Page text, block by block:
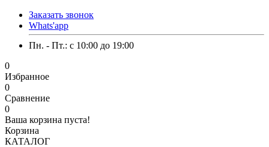
Заказать звонок
Whats'app
Пн. - Пт.: c 10:00 до 19:00
0
Избранное
0
Сравнение
0
Ваша корзина пуста!
Корзина
КАТАЛОГ